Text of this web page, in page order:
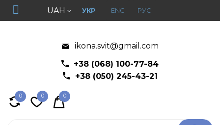
UAH УКР ENG РУС
ikona.svit@gmail.com
+38 (068) 100-77-84
+38 (050) 245-43-21
0 0 0